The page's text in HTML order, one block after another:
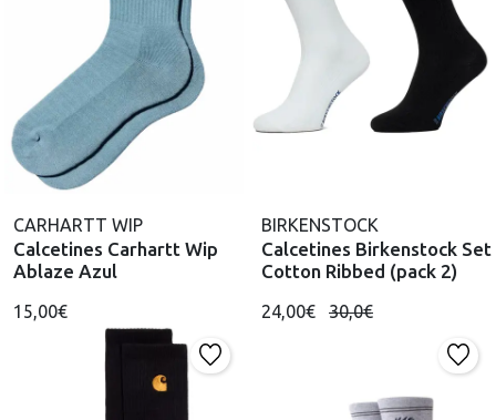
CARHARTT WIP
Calcetines Carhartt Wip
Ablaze Azul
15,00€
BIRKENSTOCK
Calcetines Birkenstock Set
Cotton Ribbed (pack 2)
24,00€ 30,0€